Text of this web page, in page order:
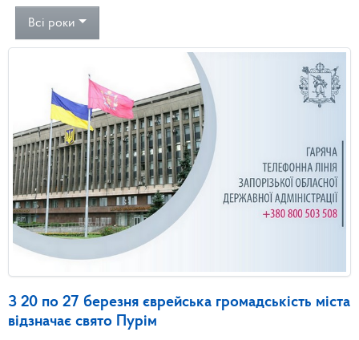
Всі роки
З 20 по 27 березня єврейська громадськість міста
відзначає свято Пурім